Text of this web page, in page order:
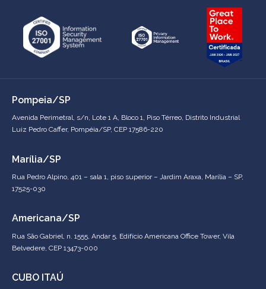
Pompeia/SP
Avenida Perimetral, s/n, Lote 1 A, Bloco 1, Piso Térreo, Distrito Industrial
Luiz Pedro Caffer, Pompéia/SP, CEP 17586-220
Marília/SP
Rua Pedro Alpino, 401 – sala 1, piso superior – Jardim Araxa, Marília – SP,
17525-030
Americana/SP
Rua São Gabriel, n. 1555, Andar 5, Edifício Americana Office Tower, Vila
Belvedere, CEP 13473-000
CUBO ITAÚ